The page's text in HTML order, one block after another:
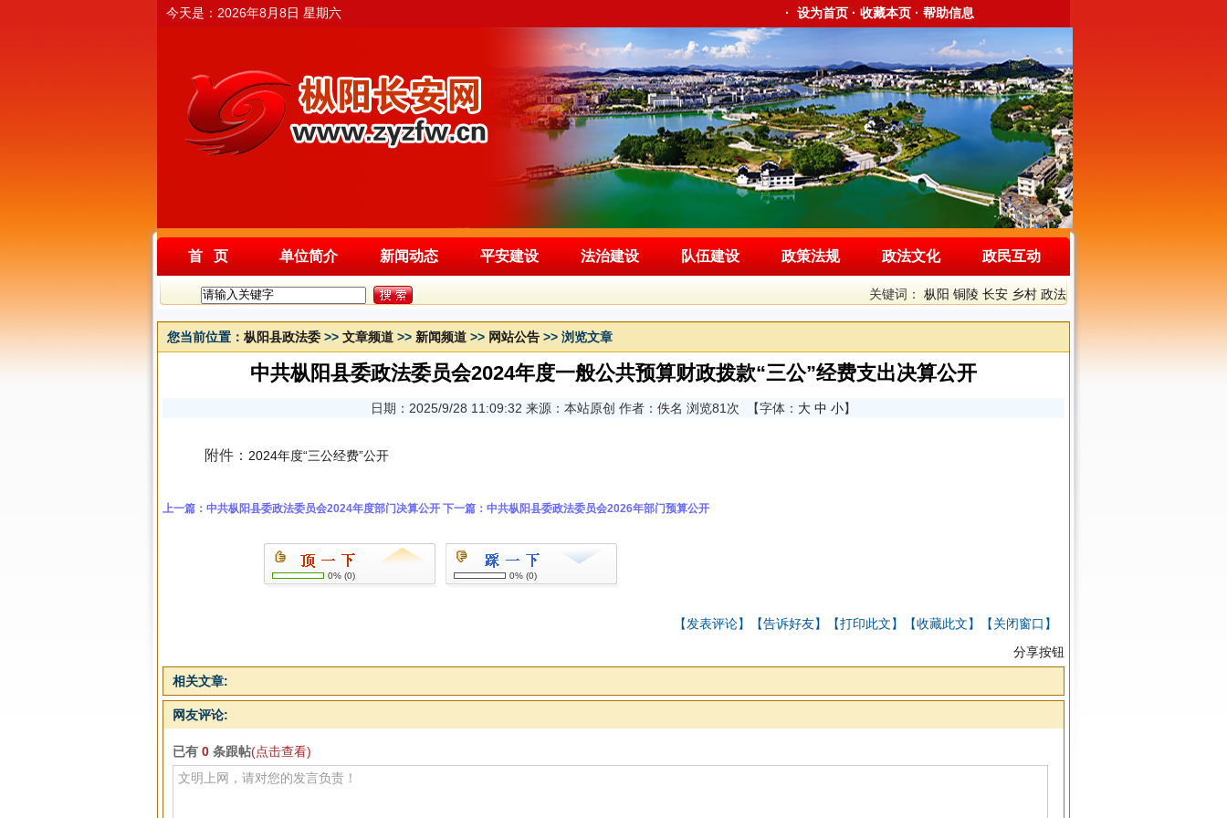
今天是： 2026年8月8日 星期六 · 设为首页 · 收藏本页· 帮助信息
首 页 单位简介 新闻动态 平安建设 法治建设 队伍建设 政策法规 政法文化 政民互动
关键词： 枞阳 铜陵 长安 乡村 政法
您当前位置： 枞阳县政法委 >> 文章频道 >> 新闻频道 >> 网站公告 >> 浏览文章
中共枞阳县委政法委员会2024年度一般公共预算财政拨款“三公”经费支出决算公开
日期：2025/9/28 11:09:32 来源：本站原创 作者：佚名 浏览81次 【字体： 大 中 小】
附件： 2024年度“三公经费”公开
上一篇： 中共枞阳县委政法委员会2024年度部门决算公开 下一篇： 中共枞阳县委政法委员会2026年部门预算公开
0% (0) 0% (0)
【发表评论】【告诉好友】【打印此文】【收藏此文】【关闭窗口 】
分享按钮
相关文章:
网友评论:
已有 0 条跟帖(点击查看)